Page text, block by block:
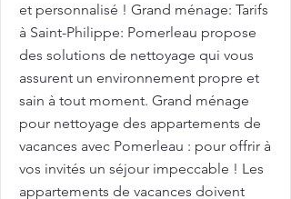
et personnalisé ! Grand ménage: Tarifs
à Saint-Philippe: Pomerleau propose
des solutions de nettoyage qui vous
assurent un environnement propre et
sain à tout moment. Grand ménage
pour nettoyage des appartements de
vacances avec Pomerleau : pour offrir à
vos invités un séjour impeccable ! Les
appartements de vacances doivent